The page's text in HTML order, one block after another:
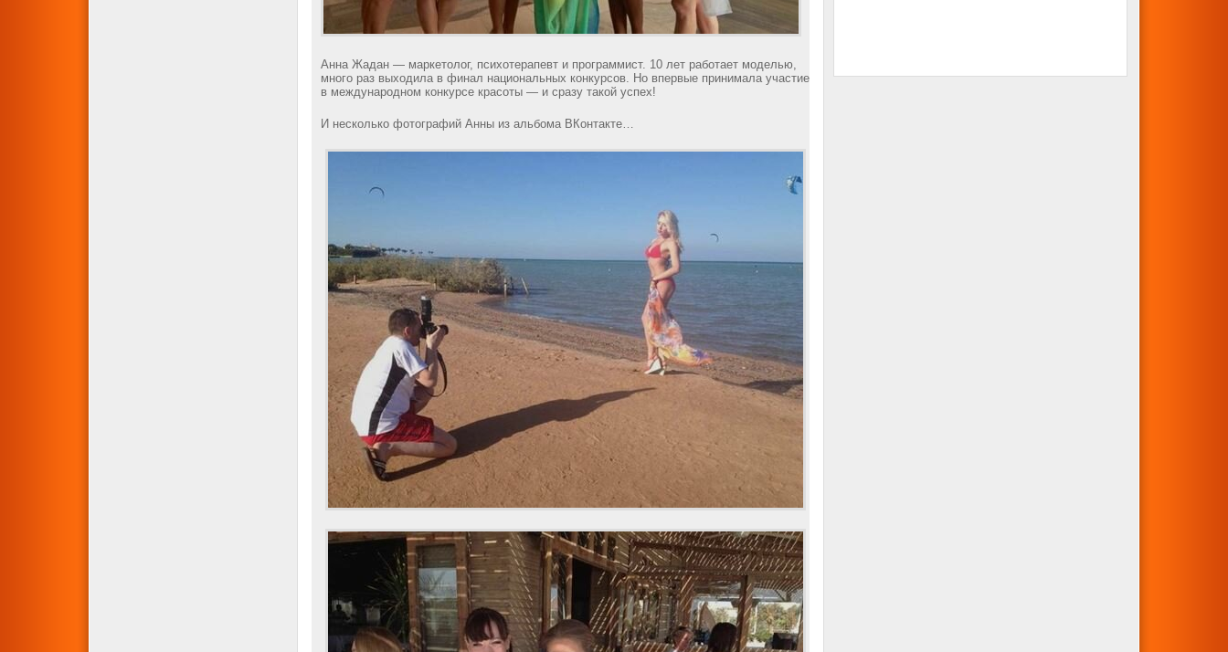
Анна Жадан — маркетолог, психотерапевт и программист. 10 лет работает моделью,
много раз выходила в финал национальных конкурсов. Но впервые принимала участие
в международном конкурсе красоты — и сразу такой успех!
И несколько фотографий Анны из альбома ВКонтакте…